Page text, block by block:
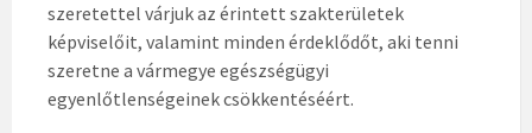
szeretettel várjuk az érintett szakterületek
képviselőit, valamint minden érdeklődőt, aki tenni
szeretne a vármegye egészségügyi
egyenlőtlenségeinek csökkentéséért.